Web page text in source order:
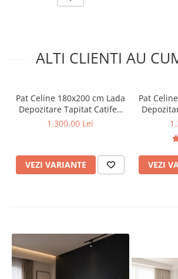
ALTI CLIENTI AU
Pat Celine 180x200 cm Lada
Depozitare Tapitat Catifea
Nuanta Ivory Somiera
1.300,00 Lei
VEZI VARIANTE
Pat
Nuanta
VEZI